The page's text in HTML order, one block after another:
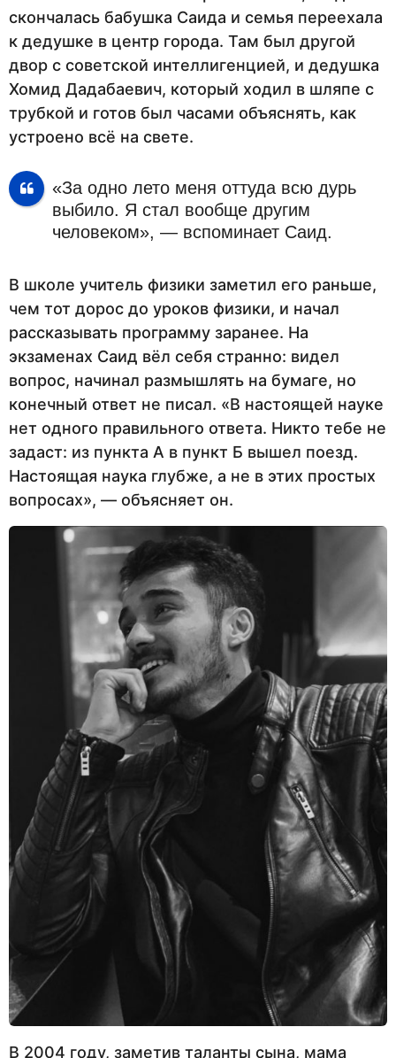
скончалась бабушка Саида и семья переехала
к дедушке в центр города. Там был другой
двор с советской интеллигенцией, и дедушка
Хомид Дадабаевич, который ходил в шляпе с
трубкой и готов был часами объяснять, как
устроено всё на свете.
«За одно лето меня оттуда всю дурь
выбило. Я стал вообще другим
человеком», — вспоминает Саид.
В школе учитель физики заметил его раньше,
чем тот дорос до уроков физики, и начал
рассказывать программу заранее. На
экзаменах Саид вёл себя странно: видел
вопрос, начинал размышлять на бумаге, но
конечный ответ не писал. «В настоящей науке
нет одного правильного ответа. Никто тебе не
задаст: из пункта А в пункт Б вышел поезд.
Настоящая наука глубже, а не в этих простых
вопросах», — объясняет он.
В 2004 году, заметив таланты сына, мама